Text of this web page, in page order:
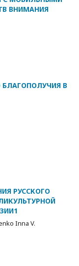
ВНИМАНИЯ
В
РУССКОГО
Inna V.